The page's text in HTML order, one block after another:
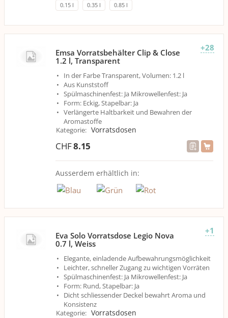
0.15 l 0.35 l 0.85 l
+28
Emsa Vorratsbehälter Clip & Close
1.2 l, Transparent
In der Farbe Transparent, Volumen: 1.2 l
Aus Kunststoff
Spülmaschinenfest: Ja Mikrowellenfest: Ja
Form: Eckig, Stapelbar: Ja
Verlängerte Haltbarkeit und Bewahren der
Aromastoffe
Kategorie: Vorratsdosen
CHF8.15
Ausserdem erhältlich in:
+1
Eva Solo Vorratsdose Legio Nova
0.7 l, Weiss
Elegante, einladende Aufbewahrungsmöglichkeit
Leichter, schneller Zugang zu wichtigen Vorräten
Spülmaschinenfest: Ja Mikrowellenfest: Ja
Form: Rund, Stapelbar: Ja
Dicht schliessender Deckel bewahrt Aroma und
Konsistenz
Kategorie: Vorratsdosen